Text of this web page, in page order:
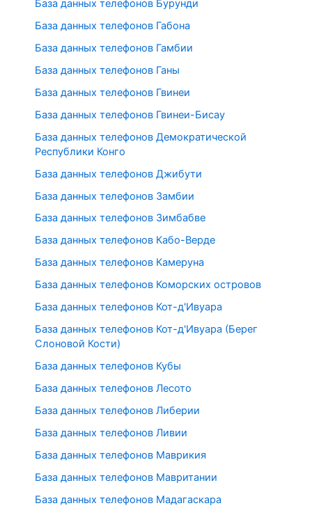
База данных телефонов Бурунди
База данных телефонов Габона
База данных телефонов Гамбии
База данных телефонов Ганы
База данных телефонов Гвинеи
База данных телефонов Гвинеи-Бисау
База данных телефонов Демократической
Республики Конго
База данных телефонов Джибути
База данных телефонов Замбии
База данных телефонов Зимбабве
База данных телефонов Кабо-Верде
База данных телефонов Камеруна
База данных телефонов Коморских островов
База данных телефонов Кот-д'Ивуара
База данных телефонов Кот-д'Ивуара (Берег
Слоновой Кости)
База данных телефонов Кубы
База данных телефонов Лесото
База данных телефонов Либерии
База данных телефонов Ливии
База данных телефонов Маврикия
База данных телефонов Мавритании
База данных телефонов Мадагаскара